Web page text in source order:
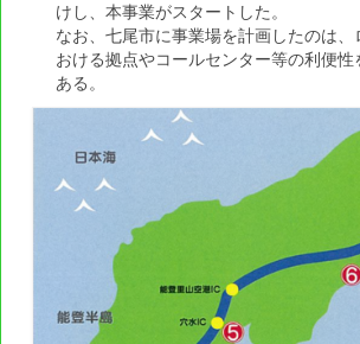
セットアップ登録店申込受付
代車レンタカーシステム
近代化資金について
制度の実施期間
融資の流れ
本制度による融資内容
けし、本事業がスタートした。
なお、七尾市に事業場を計画したのは、
おける拠点やコールセンター等の利便
ある。